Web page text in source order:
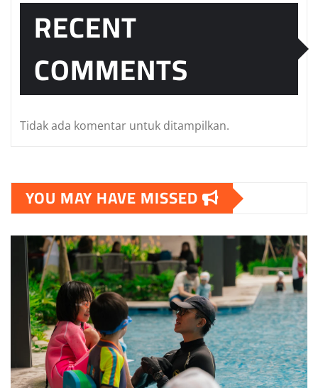
RECENT
COMMENTS
Tidak ada komentar untuk ditampilkan.
YOU MAY HAVE MISSED